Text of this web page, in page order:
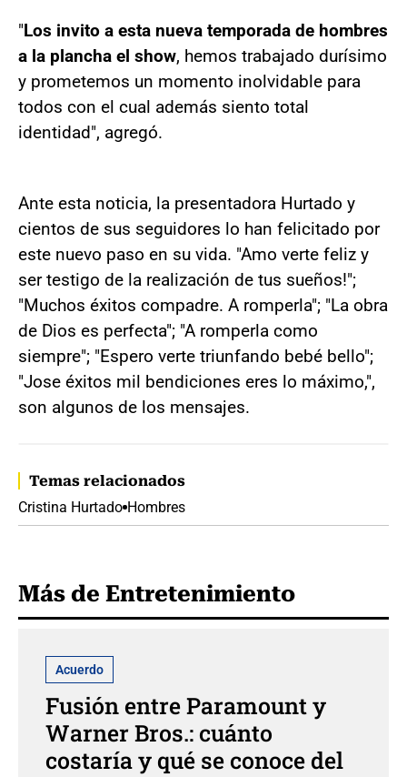
"Los invito a esta nueva temporada de hombres
a la plancha el show, hemos trabajado durísimo
y prometemos un momento inolvidable para
todos con el cual además siento total
identidad", agregó.
Ante esta noticia, la presentadora Hurtado y
cientos de sus seguidores lo han felicitado por
este nuevo paso en su vida. "Amo verte feliz y
ser testigo de la realización de tus sueños!";
"Muchos éxitos compadre. A romperla"; "La obra
de Dios es perfecta"; "A romperla como
siempre"; "Espero verte triunfando bebé bello";
"Jose éxitos mil bendiciones eres lo máximo,",
son algunos de los mensajes.
Temas relacionados
Cristina Hurtado Hombres
Más de Entretenimiento
Acuerdo
Fusión entre Paramount y
Warner Bros.: cuánto
costaría y qué se conoce del